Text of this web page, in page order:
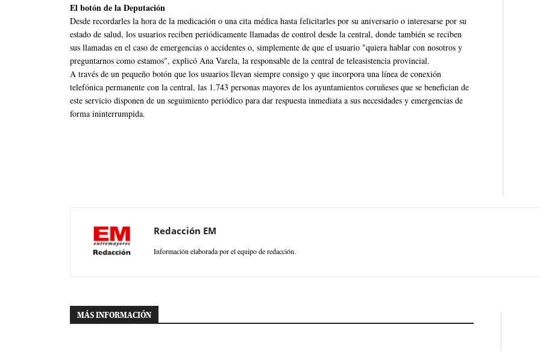
El botón de la Deputación
Desde recordarles la hora de la medicación o una cita médica hasta felicitarles por su aniversario o interesarse por su
estado de salud, los usuarios reciben periódicamente llamadas de control desde la central, donde también se reciben
sus llamadas en el caso de emergencias o accidentes o, simplemente de que el usuario "quiera hablar con nosotros y
preguntarnos como estamos", explicó Ana Varela, la responsable de la central de teleasistencia provincial.
A través de un pequeño botón que los usuarios llevan siempre consigo y que incorpora una línea de conexión
telefónica permanente con la central, las 1.743 personas mayores de los ayuntamientos coruñeses que se benefician de
este servicio disponen de un seguimiento periódico para dar respuesta inmediata a sus necesidades y emergencias de
forma ininterrumpida.
Redacción EM
Información elaborada por el equipo de redacción.
MÁS INFORMACIÓN